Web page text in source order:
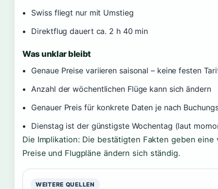
Swiss fliegt nur mit Umstieg
Direktflug dauert ca. 2 h 40 min
Was unklar bleibt
Genaue Preise variieren saisonal – keine festen
Anzahl der wöchentlichen Flüge kann sich ändern
Genauer Preis für konkrete Daten je nach
Dienstag ist der günstigste Wochentag (laut
Die Implikation: Die bestätigten Fakten geben eine
Preise und Flugpläne ändern sich ständig.
WEITERE QUELLEN